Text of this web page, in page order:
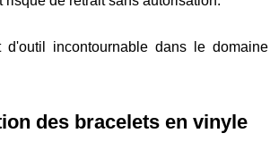
incontournable dans le domaine
des bracelets en vinyle